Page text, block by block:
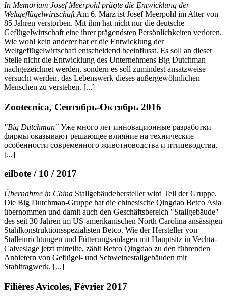
In Memoriam Josef Meerpohl prägte die Entwicklung der
WeltgeflügelwirtschaftAm 6. März ist Josef Meerpohl im Alter von
85 Jahren verstorben. Mit ihm hat nicht nur die deutsche
Geflügelwirtschaft eine ihrer prägendsten Persönlichkeiten verloren.
Wie wohl kein anderer hat er die Entwicklung der
Weltgeflügelwirtschaft entscheidend beeinflusst. Es soll an dieser
Stelle nicht die Entwicklung des Unternehmens Big Dutchman
nachgezeichnet werden, sondern es soll zumindest ansatzweise
versucht werden, das Lebenswerk dieses außergewöhnlichen
Menschen zu verstehen. [...]
Zootecnica, Сентябрь-Октябрь 2016
"Big Dutchman" Уже много лет инновационные разработки
фирмы оказывают решающее влияние на технические
особенности современного животноводства и птицеводства.
[...]
eilbote / 10 / 2017
Übernahme in China Stallgebäudehersteller wird Teil der Gruppe.
Die Big Dutchman-Gruppe hat die chinesische Qingdao Betco Asia
übernommen und damit auch den Geschäftsbereich "Stallgebäude"
des seit 30 Jahren im US-amerikanischen North Carolina ansässigen
Stahlkonstruktionsspezialisten Betco. Wie der Hersteller von
Stalleinrichtungen und Fütterungsanlagen mit Hauptsitz in Vechta-
Calveslage jetzt mitteilte, zählt Betco Qingdao zu den führenden
Anbietern von Geflügel- und Schweinestallgebäuden mit
Stahltragwerk. [...]
Filières Avicoles, Février 2017